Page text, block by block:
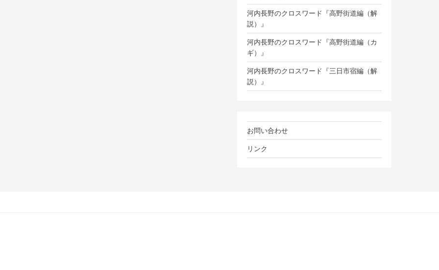
河内長野のクロスワード『高野街道編（解
説）』
河内長野のクロスワード『高野街道編（カ
ギ）』
河内長野のクロスワード『三日市宿編（解
説）』
お問い合わせ
リンク